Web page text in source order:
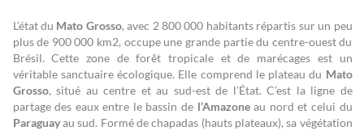
L’état du Mato Grosso, avec 2 800 000 habitants répartis sur un peu
plus de 900 000 km2, occupe une grande partie du centre-ouest du
Brésil. Cette zone de forêt tropicale et de marécages est un
véritable sanctuaire écologique. Elle comprend le plateau du Mato
Grosso, situé au centre et au sud-est de l’État. C’est la ligne de
partage des eaux entre le bassin de l’Amazoneau nord et celui du
Paraguayau sud. Formé de chapadas (hauts plateaux), sa végétation